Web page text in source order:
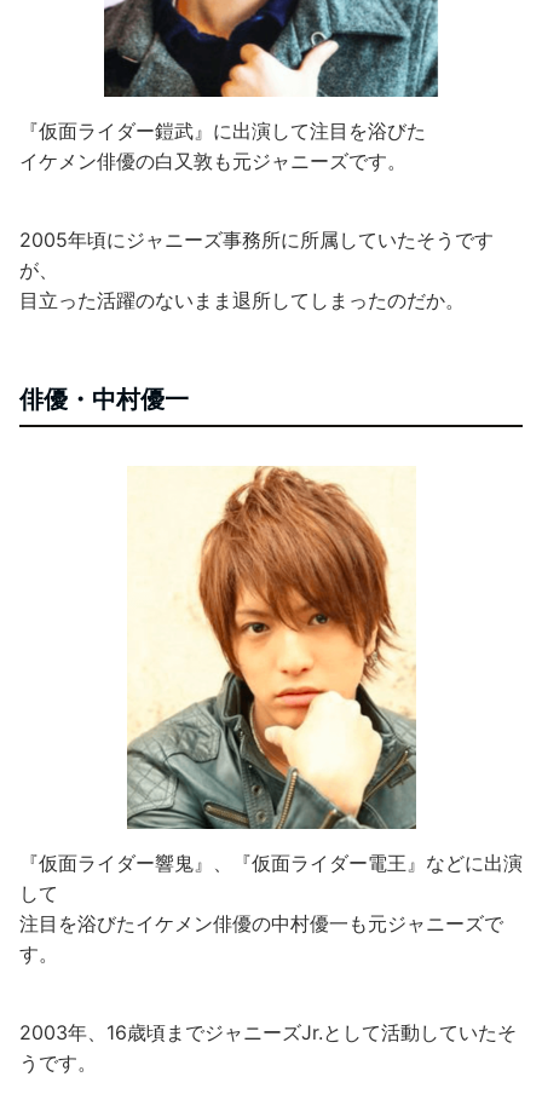
『仮面ライダー鎧武』に出演して注目を浴びた
イケメン俳優の白又敦も元ジャニーズです。
2005年頃にジャニーズ事務所に所属していたそうです
が、
目立った活躍のないまま退所してしまったのだか。
俳優・中村優一
『仮面ライダー響鬼』、『仮面ライダー電王』などに出演
して
注目を浴びたイケメン俳優の中村優一も元ジャニーズで
す。
2003年、16歳頃までジャニーズJr.として活動していたそ
うです。